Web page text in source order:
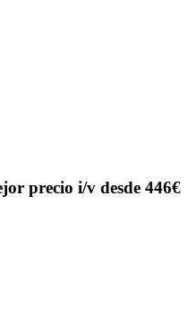
precio i/v desde 446€